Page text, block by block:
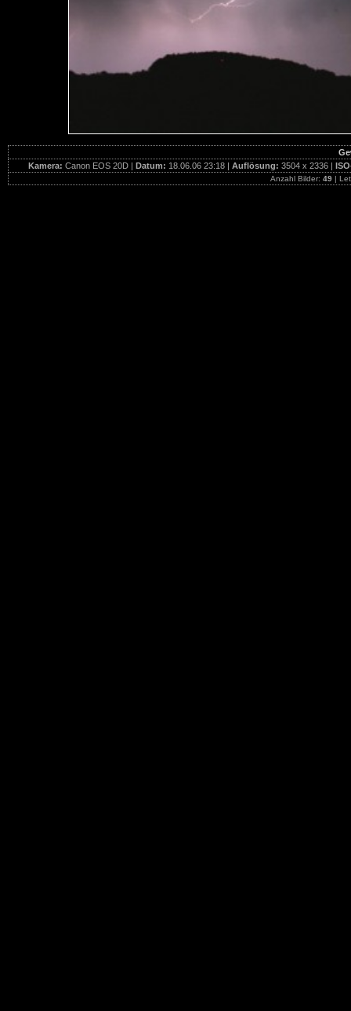
Kamera: Canon EOS 20D | Datum: 18.06.06 23:18 | Auflösung: 3504 x 2336 |
Anzahl Bilder: 49|